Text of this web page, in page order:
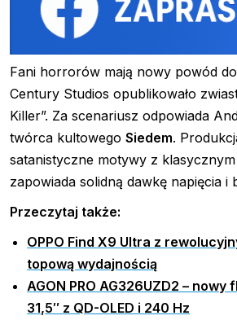
Fani horrorów mają nowy powód
Century Studios opublikowało
Killer”. Za scenariusz odpowiada
twórca kultowego Siedem.
satanistyczne motywy z
zapowiada solidną dawkę napięcia i
Przeczytaj także:
OPPO Find X9 Ultra z
topową wydajnością
AGON PRO AG326UZD2 –
31,5″ z QD-OLED i 240 Hz